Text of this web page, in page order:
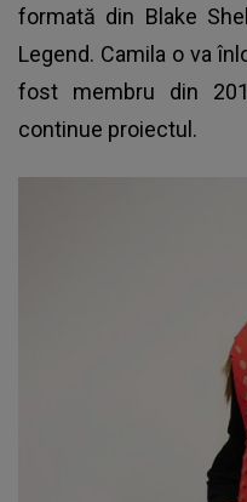
formată din Blake
Legend. Camila o va
fost membru din
continue proiectul.